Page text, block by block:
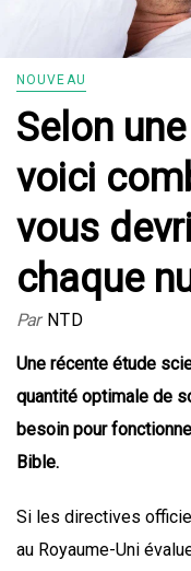
NOUVEAU
Selon
voici
vous
chaque
Par NTD
Une récente étude
quantité optimale de
besoin pour
Bible.
Si les directives
au Royaume-Uni